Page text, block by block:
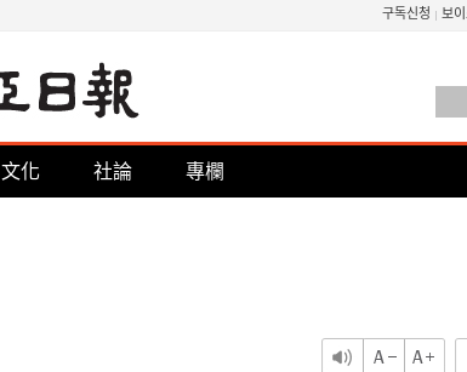
구독신청 보
文化 社論 專欄